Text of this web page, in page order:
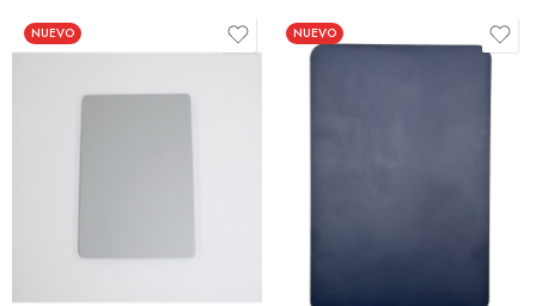
NUEVO NUEVO